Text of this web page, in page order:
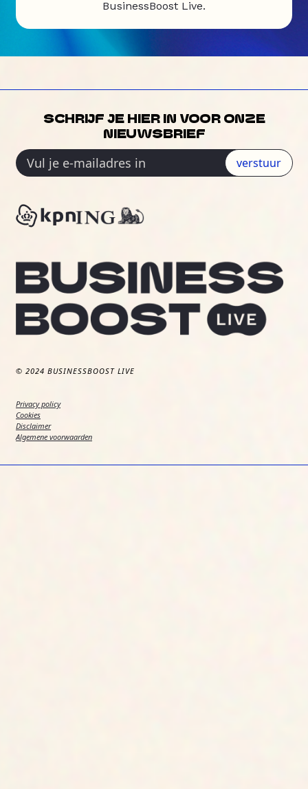
BusinessBoost Live.
© 2024 BUSINESSBOOST LIVE
Privacy policy
Cookies
Disclaimer
Algemene voorwaarden
SCHRIJF JE HIER IN VOOR ONZE
NIEUWSBRIEF
verstuur